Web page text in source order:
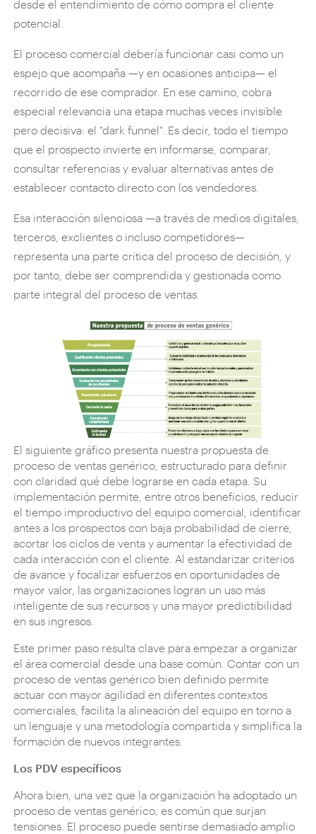
desde el entendimiento de cómo compra el cliente
potencial.
El proceso comercial debería funcionar casi como un
espejo que acompaña —y en ocasiones anticipa— el
recorrido de ese comprador. En ese camino, cobra
especial relevancia una etapa muchas veces invisible
pero decisiva: el "dark funnel". Es decir, todo el tiempo
que el prospecto invierte en informarse, comparar,
consultar referencias y evaluar alternativas antes de
establecer contacto directo con los vendedores.
Esa interacción silenciosa —a través de medios digitales,
terceros, exclientes o incluso competidores—
representa una parte crítica del proceso de decisión, y
por tanto, debe ser comprendida y gestionada como
parte integral del proceso de ventas.
El siguiente gráfico presenta nuestra propuesta de
proceso de ventas genérico, estructurado para definir
con claridad qué debe lograrse en cada etapa. Su
implementación permite, entre otros beneficios, reducir
el tiempo improductivo del equipo comercial, identificar
antes a los prospectos con baja probabilidad de cierre,
acortar los ciclos de venta y aumentar la efectividad de
cada interacción con el cliente. Al estandarizar criterios
de avance y focalizar esfuerzos en oportunidades de
mayor valor, las organizaciones logran un uso más
inteligente de sus recursos y una mayor predictibilidad
en sus ingresos.
Este primer paso resulta clave para empezar a organizar
el área comercial desde una base común. Contar con un
proceso de ventas genérico bien definido permite
actuar con mayor agilidad en diferentes contextos
comerciales, facilita la alineación del equipo en torno a
un lenguaje y una metodología compartida y simplifica la
formación de nuevos integrantes.
Los PDV específicos
Ahora bien, una vez que la organización ha adoptado un
proceso de ventas genérico, es común que surjan
tensiones. El proceso puede sentirse demasiado amplio